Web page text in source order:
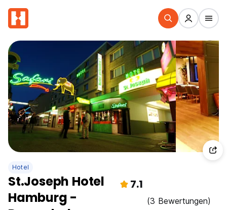
Hotel
St.Joseph Hotel
Hamburg -
7.1
(3 Bewertungen)